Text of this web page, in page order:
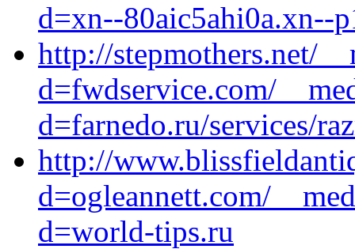
d=xn--80aic5ahi0a.xn--
http://stepmothers.net/
d=fwdservice.com/
d=farnedo.ru/services/
http://
d=ogleannett.com/
d=world-tips.ru